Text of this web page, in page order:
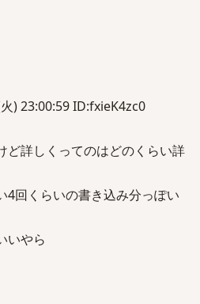
) 23:00:59 ID:fxieK4zc0
ど詳しくってのはどのくらい詳
4回くらいの書き込み分っぽい
いやら